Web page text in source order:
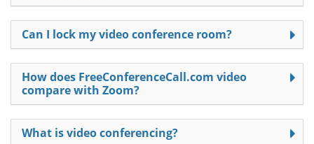
Can I lock my video conference room?
How does FreeConferenceCall.com video
compare with Zoom?
What is video conferencing?